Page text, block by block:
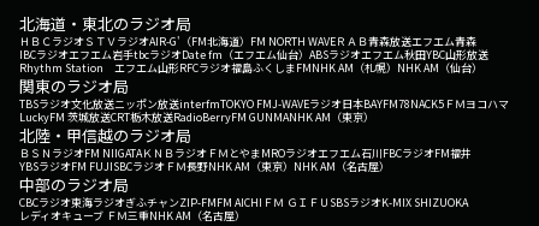
北海道・東北のラジオ局
ＨＢＣラジオＳＴＶラジオAIR-G'（FM北海道） FM NORTH WAVEＲＡＢ青森放送エフエム青森
IBCラジオエフエム岩手tbcラジオDate fm（エフエム仙台） ABSラジオエフエム秋田YBC山形放送
Rhythm Station エフエム山形RFCラジオ福島ふくしまFMNHK AM（札幌） NHK AM（仙台）
関東のラジオ局
TBSラジオ文化放送ニッポン放送interfmTOKYO FMJ-WAVEラジオ日本BAYFM78NACK5 ＦＭヨコハマ
LuckyFM 茨城放送CRT栃木放送RadioBerryFM GUNMANHK AM（東京）
北陸・甲信越のラジオ局
ＢＳＮラジオFM NIIGATAＫＮＢラジオ ＦＭとやまMROラジオエフエム石川FBCラジオFM福井
YBSラジオFM FUJISBCラジオ ＦＭ長野NHK AM（東京） NHK AM（名古屋）
中部のラジオ局
CBCラジオ東海ラジオぎふチャンZIP-FMFM AICHI ＦＭ ＧＩＦＵ SBSラジオK-MIX SHIZUOKA
レディオキューブ ＦＭ三重NHK AM（名古屋）